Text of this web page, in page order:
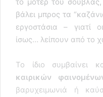
βάλει μπρος τα
εργοστάσια – γιατί
ίσως… λείπουν από το
Το ίδιο συμβαίνει
καιρικών
βαρυχειμωνιά ή